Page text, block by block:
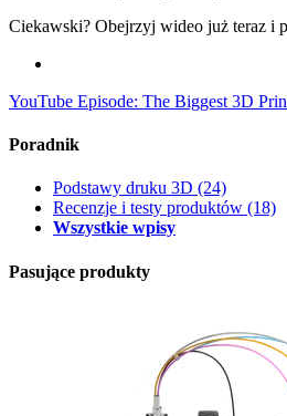
Ciekawski? Obejrzyj wideo już teraz i
YouTube Episode: The Biggest 3D
Poradnik
Podstawy druku 3D (24)
Recenzje i testy produktów (18)
Wszystkie wpisy
Pasujące produkty